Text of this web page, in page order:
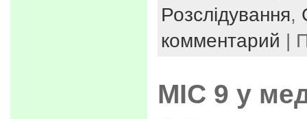
Розслідування,
комментарий |
МІС 9 у